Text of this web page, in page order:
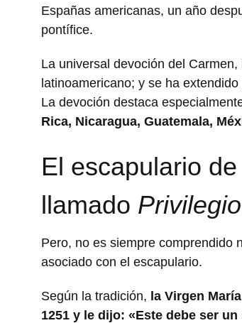
Españas americanas, un año
pontífice.
La universal devoción del
latinoamericano; y se ha
La devoción destaca
Rica, Nicaragua, Guatemala,
El escapulario
llamado
Pero, no es siempre comprendido
asociado con el escapulario.
Según la tradición, la Virgen
1251 y le dijo: «Este debe ser